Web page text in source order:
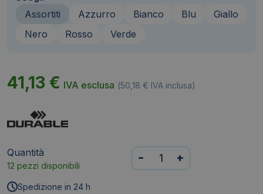
Assortiti
Azzurro Bianco Blu
Giallo
Nero
Rosso Verde
41,13 € IVA esclusa (50,18 € IVA inclusa)
Quantità
12 pezzi disponibili
Cartelline
ad
- +
Spedizione in 24 h